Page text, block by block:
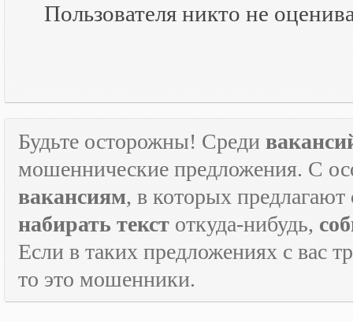
Пользователя никто не
Будьте осторожны! Среди
мошеннические предложения. С
вакансиям, в которых предлагают
набирать текст откуда-нибудь,
Если в таких предложениях с вас
то это мошенники.